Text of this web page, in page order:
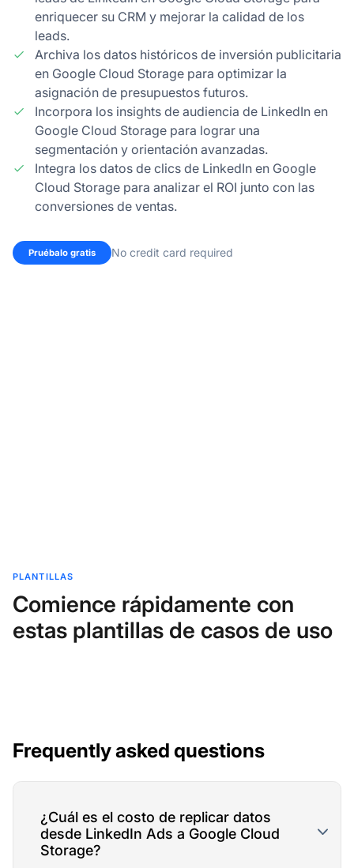
enriquecer su CRM y mejorar la calidad de los
leads.
Archiva los datos históricos de inversión publicitaria
en Google Cloud Storage para optimizar la
asignación de presupuestos futuros.
Incorpora los insights de audiencia de LinkedIn en
Google Cloud Storage para lograr una
segmentación y orientación avanzadas.
Integra los datos de clics de LinkedIn en Google
Cloud Storage para analizar el ROI junto con las
conversiones de ventas.
Pruébalo gratis No credit card required
PLANTILLAS
Comience rápidamente con
estas plantillas de casos de uso
Frequently asked questions
¿Cuál es el costo de replicar datos
desde LinkedIn Ads a Google Cloud
Storage?